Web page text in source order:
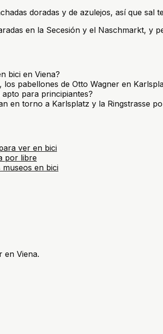
doradas y de azulejos, así que
en la Secesión y el Naschmarkt, y
bici en Viena?
los pabellones de Otto Wagner en
para principiantes?
en torno a Karlsplatz y la Ringstrasse
ver en bici
por libre
museos en bici
en Viena.